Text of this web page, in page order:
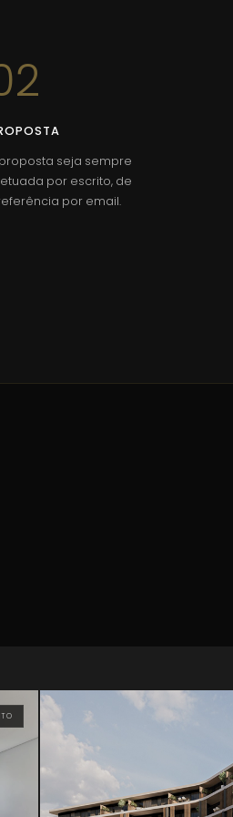
em quem confia em nós.
o futuro do ramo imobiliário
todos os dias com a missão
seja sempre
por escrito, de
por email.